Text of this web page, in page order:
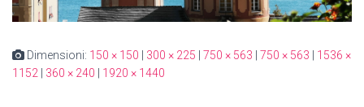
Dimensioni: 150 × 150 | 300 × 225 | 750 × 563 | 750 × 563 | 1536 ×
1152 | 360 × 240 | 1920 × 1440